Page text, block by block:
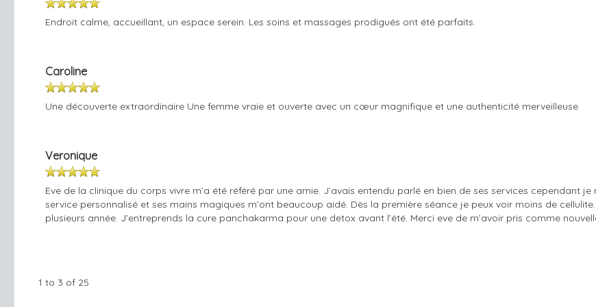
Endroit calme, accueillant, un espace serein. Les soins et massages prodigués ont été parfaits.
Caroline
Une découverte extraordinaire Une femme vraie et ouverte avec un cœur magnifique et une authenticité merveilleuse
Veronique
Eve de la clinique du corps vivre m’a été référé par une amie. J’avais entendu parlé en bien de ses services cependant
service personnalisé et ses mains magiques m’ont beaucoup aidé. Dès la première séance je peux voir moins de
plusieurs année. J’entreprends la cure panchakarma pour une detox avant l’été. Merci eve de m’avoir pris comme
1 to 3 of 25